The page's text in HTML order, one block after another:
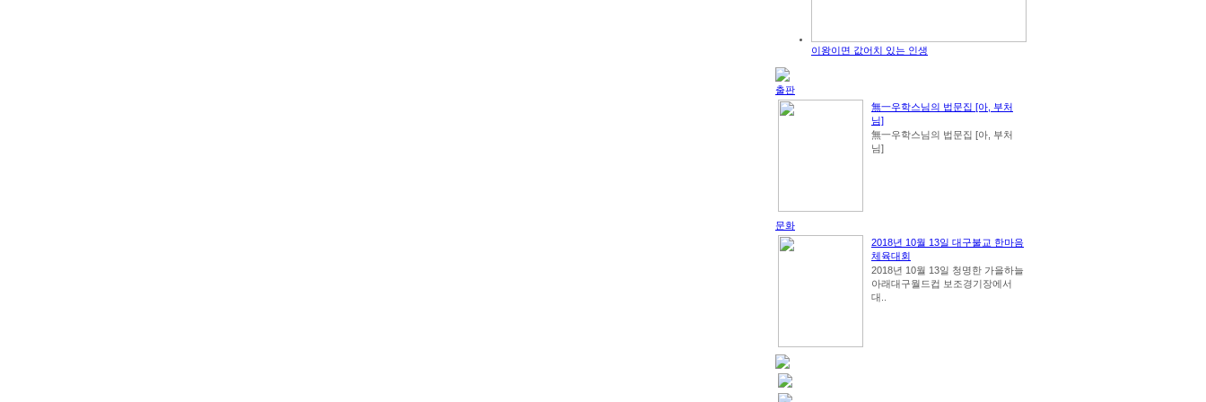
이왕이면 값어치 있는 인생
출판
無一우학스님의 법문집 [아, 부처
님]
無一우학스님의 법문집 [아, 부처
님]
문화
2018년 10월 13일 대구불교 한마음
체육대회
2018년 10월 13일 청명한 가을하늘
아래대구월드컵 보조경기장에서
대..